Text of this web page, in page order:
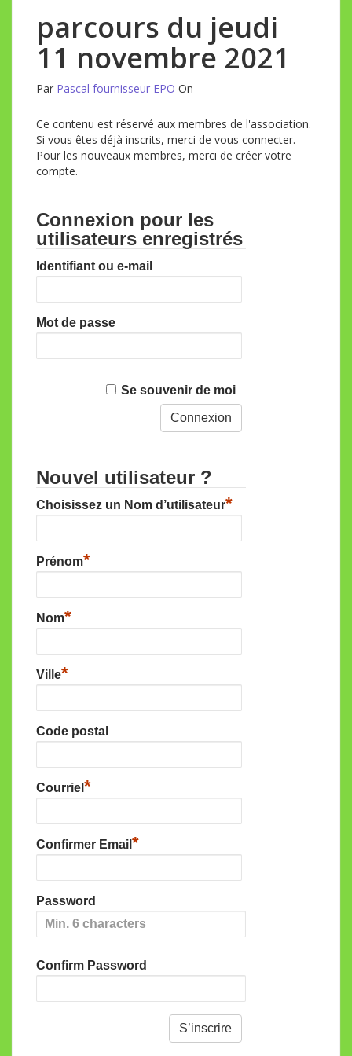
parcours du jeudi
11 novembre 2021
Par Pascal fournisseur EPO On
Ce contenu est réservé aux membres de l'association.
Si vous êtes déjà inscrits, merci de vous connecter.
Pour les nouveaux membres, merci de créer votre
compte.
Connexion pour les
utilisateurs enregistrés
Identifiant ou e-mail
Mot de passe
Se souvenir de moi
Nouvel utilisateur ?
Choisissez un Nom d’utilisateur*
Prénom*
Nom*
Ville*
Code postal
Courriel *
Confirmer Email *
Password
Confirm Password